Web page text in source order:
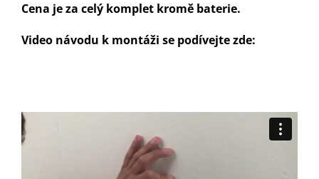
Cena je za celý komplet kromě baterie.
Video návodu k montáži se podívejte zde: